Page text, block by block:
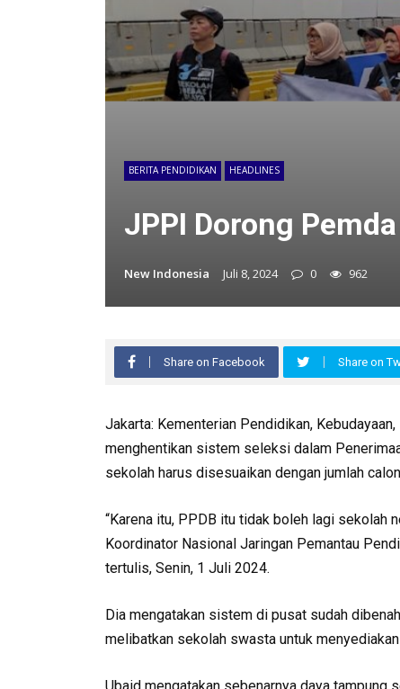
BERITA PENDIDIKAN HEADLINES
JPPI Dorong
New Indonesia Juli 8, 2024 0 962
Share on Facebook Share on
Jakarta: Kementerian Pendidikan,
menghentikan sistem seleksi dalam
sekolah harus disesuaikan dengan jumlah
“Karena itu, PPDB itu tidak boleh lagi sekolah
Koordinator Nasional Jaringan Pemantau
tertulis, Senin, 1 Juli 2024.
Dia mengatakan sistem di pusat sudah
melibatkan sekolah swasta untuk